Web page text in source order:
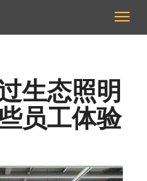
切
换
生态照明
员工体验